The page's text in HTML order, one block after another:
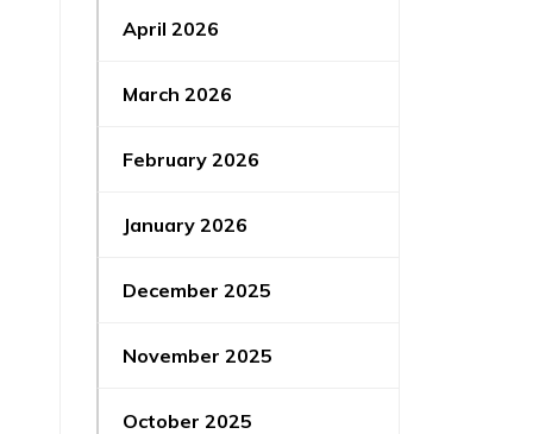
April 2026
March 2026
February 2026
January 2026
December 2025
November 2025
October 2025